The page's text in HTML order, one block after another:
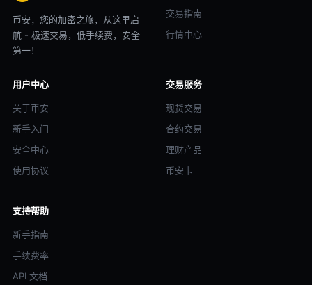
币安，您的加密之旅，从这里启
航 - 极速交易，低手续费，安全
第一！
交易指南
行情中心
用户中心
关于币安
新手入门
安全中心
使用协议
交易服务
现货交易
合约交易
理财产品
币安卡
支持帮助
新手指南
手续费率
API 文档